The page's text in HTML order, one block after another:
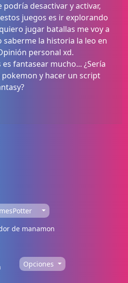
podría desactivar y activar,
juegos es ir explorando
jugar batallas me voy a
la historia la leo en
personal xd.
fantasear mucho... ¿Sería
y hacer un script
de manamon
Opciones